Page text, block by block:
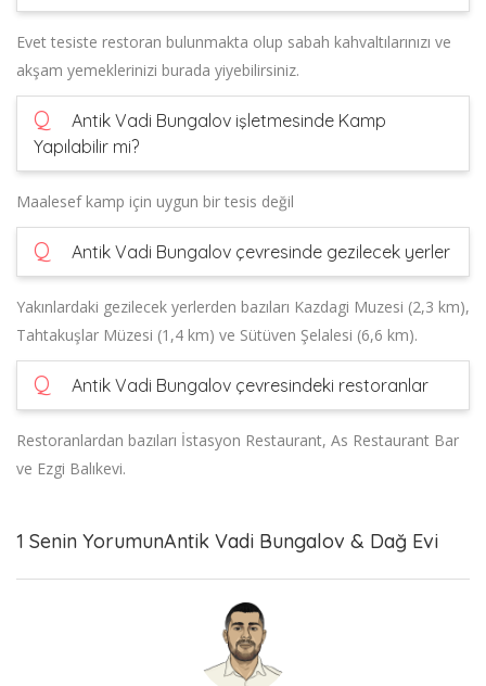
Evet tesiste restoran bulunmakta olup sabah kahvaltılarınızı ve
akşam yemeklerinizi burada yiyebilirsiniz.
Q
Antik Vadi Bungalov işletmesinde Kamp
Yapılabilir mi?
Maalesef kamp için uygun bir tesis değil
Q Antik Vadi Bungalov çevresinde gezilecek yerler
Yakınlardaki gezilecek yerlerden bazıları Kazdagi Muzesi (2,3 km),
Tahtakuşlar Müzesi (1,4 km) ve Sütüven Şelalesi (6,6 km).
Q Antik Vadi Bungalov çevresindeki restoranlar
Restoranlardan bazıları İstasyon Restaurant, As Restaurant Bar
ve Ezgi Balıkevi.
1 Senin YorumunAntik Vadi Bungalov & Dağ Evi